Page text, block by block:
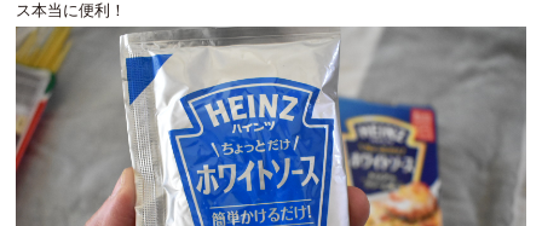
ス本当に便利！